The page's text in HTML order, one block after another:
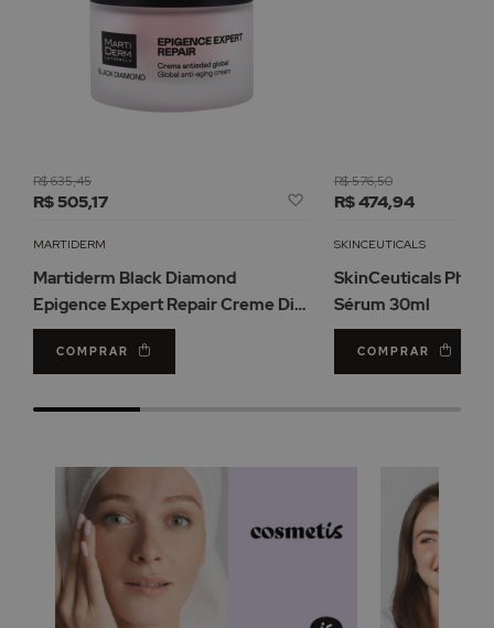
R$ 505,17
R$ 635,45
Adicionar
Lista
Desejos
MARTIDERM
Martiderm Black Diamond
Epigence Expert Repair Creme Dia
50ml
COMPRAR
R$ 474,94
R$ 576,50
SKINCEUTICALS
SkinCeuticals
Sérum 30ml
COMPRAR